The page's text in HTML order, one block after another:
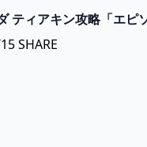
ティアキン攻略「エピ
SHARE